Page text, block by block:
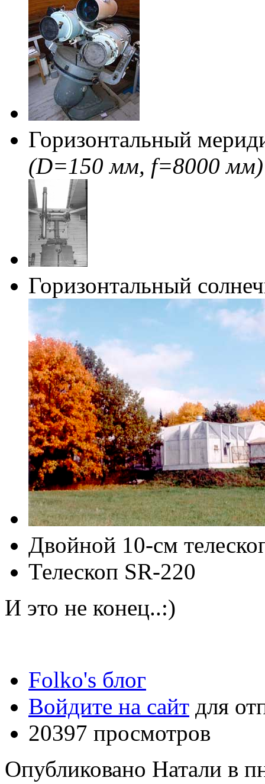
Горизонтальный
(D=150 мм, f=8000 мм)
Горизонтальный
Двойной 10-см
Телескоп SR-220
И это не конец..:)
Folko's блог
Войдите на сайт для
20397 просмотров
Опубликовано Натали в